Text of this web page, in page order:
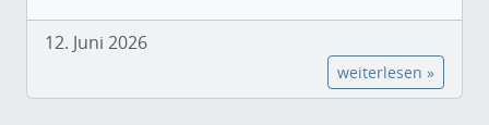
12. Juni 2026
weiterlesen »